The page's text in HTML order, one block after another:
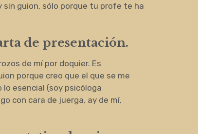
sin guion, sólo porque tu profe te ha
de presentación.
de mí por doquier. Es
porque creo que el que se me
lo esencial (soy psicóloga
con cara de juerga, ay de mí,